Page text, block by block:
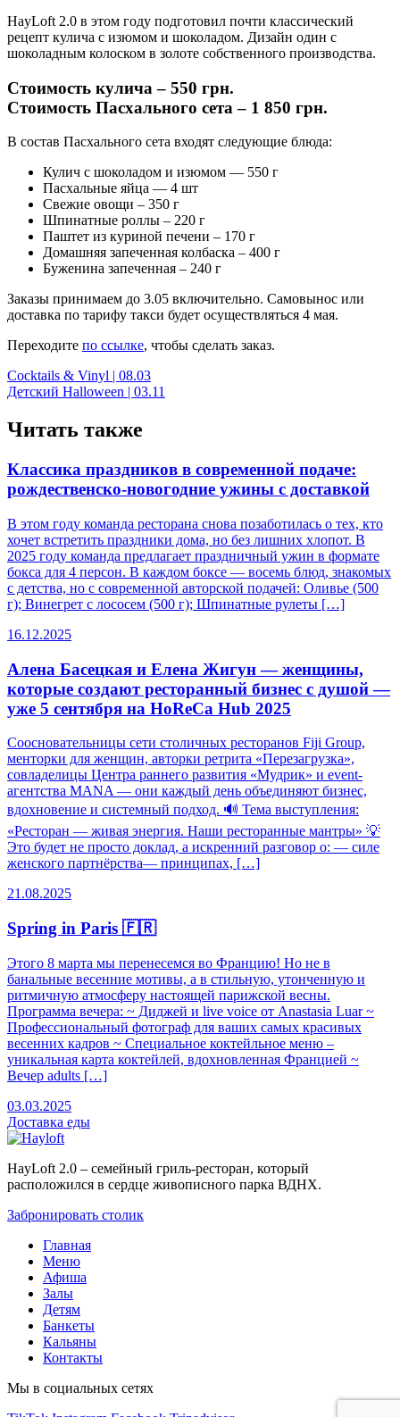
HayLoft 2.0 в этом году подготовил почти классический
рецепт кулича с изюмом и шоколадом. Дизайн один с
шоколадным колоском в золоте собственного производства.
Стоимость кулича – 550 грн.
Стоимость Пасхального сета – 1 850 грн.
В состав Пасхального сета входят следующие блюда:
Кулич с шоколадом и изюмом — 550 г
Пасхальные яйца — 4 шт
Свежие овощи – 350 г
Шпинатные роллы – 220 г
Паштет из куриной печени – 170 г
Домашняя запеченная колбаска – 400 г
Буженина запеченная – 240 г
Заказы принимаем до 3.05 включительно. Самовынос или
доставка по тарифу такси будет осуществляться 4 мая.
Переходите по ссылке, чтобы сделать заказ.
Навигация
по
записям
Cocktails & Vinyl | 08.03
Детский Halloween | 03.11
Читать также
Классика праздников в современной подаче:
рождественско-новогодние ужины с доставкой
В этом году команда ресторана снова позаботилась о тех, кто
хочет встретить праздники дома, но без лишних хлопот. В
2025 году команда предлагает праздничный ужин в формате
бокса для 4 персон. В каждом боксе — восемь блюд, знакомых
с детства, но с современной авторской подачей: Оливье (500
г); Винегрет с лососем (500 г); Шпинатные рулеты […]
16.12.2025
Алена Басецкая и Елена Жигун — женщины,
которые создают ресторанный бизнес с душой —
уже 5 сентября на HoReCa Hub 2025
Соосновательницы сети столичных ресторанов Fiji Group,
менторки для женщин, авторки ретрита «Перезагрузка»,
совладелицы Центра раннего развития «Мудрик» и event-
агентства MANA — они каждый день объединяют бизнес,
вдохновение и системный подход. 🔊 Тема выступления:
«Ресторан — живая энергия. Наши ресторанные мантры» 💡
Это будет не просто доклад, а искренний разговор о: — силе
женского партнёрства— принципах, […]
21.08.2025
Spring in Paris 🇫🇷
Этого 8 марта мы перенесемся во Францию! Но не в
банальные весенние мотивы, а в стильную, утонченную и
ритмичную атмосферу настоящей парижской весны.
Программа вечера: ~ Диджей и live voice от Anastasia Luar ~
Профессиональный фотограф для ваших самых красивых
весенних кадров ~ Специальное коктейльное меню –
уникальная карта коктейлей, вдохновленная Францией ~
Вечер adults […]
03.03.2025
Доставка еды
HayLoft 2.0 – семейный гриль-ресторан, который
расположился в сердце живописного парка ВДНХ.
Забронировать столик
Главная
Меню
Афиша
Залы
Детям
Банкеты
Кальяны
Контакты
Мы в социальных сетях